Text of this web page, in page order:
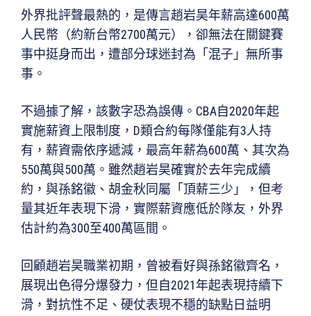
外界批評聲最熱的，是傳言趙岩昊年薪高達600萬
人民幣（約新台幣2700萬元），卻無法在關鍵賽
事中挺身而出，遭部分球迷封為「混子」無所事
事。
不過據了解，該數字恐為誤傳。CBA自2020年起
實施薪資上限制度，D類合約每隊僅能有3人持
有，薪資需依序遞減，最高年薪為600萬、其次為
550萬與500萬。雖然趙岩昊確實於去年完成續
約，與孫銘徽、胡金秋同屬「頂薪三少」，但考
量其近年表現下滑，實際薪資應低於隊友，外界
估計約為300至400萬區間。
回顧趙岩昊職業初期，曾被看好與孫銘徽齊名，
展現出色得分爆發力，但自2021年起表現持續下
滑，對抗性不足、硬仗表現不穩的缺點日益明